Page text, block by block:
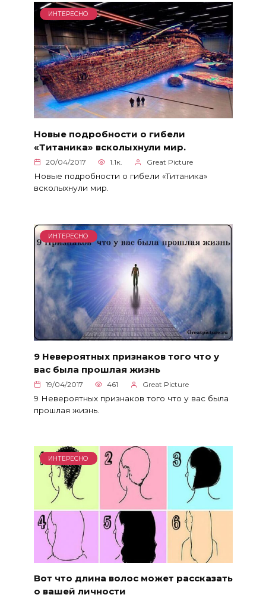
ИНТЕРЕСНО
Новые подробности о гибели
«Титаника» всколыхнули мир.
20/04/2017 1.1к. Great Picture
Новые подробности о гибели «Титаника»
всколыхнули мир.
ИНТЕРЕСНО
9 Невероятных признаков того что у
вас была прошлая жизнь
19/04/2017 461 Great Picture
9 Невероятных признаков того что у вас была
прошлая жизнь.
ИНТЕРЕСНО
Вот что длина волос может рассказать
о вашей личности